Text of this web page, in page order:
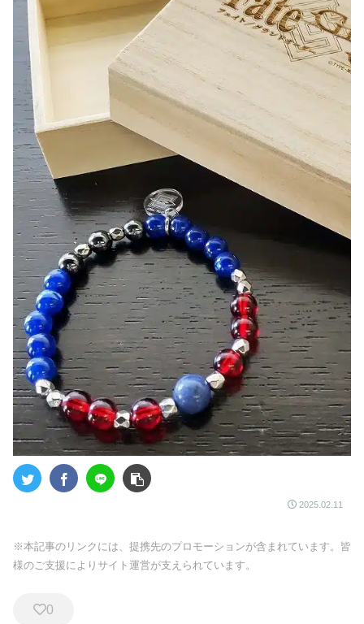
2025.02.11
※本記事のリンクには、提携先のプロモーションが含まれています。皆
様のご支援によりサイト運営が支えられています。
0